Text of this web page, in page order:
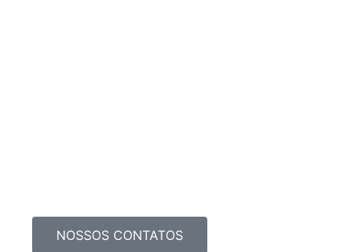
NOSSOS CONTATOS